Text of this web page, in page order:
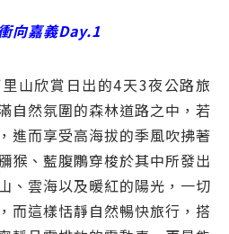
向嘉義Day.1
山欣賞日出的4天3夜公路旅
自然氛圍的森林道路之中，若
進而享受高海拔的季風吹拂著
猴、藍腹鷴穿梭於其中所發出
、雲海以及暖紅的陽光，一切
而這樣恬靜自然暢快旅行，搭